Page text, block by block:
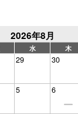
2026年8月
水 木
29 30
5 6